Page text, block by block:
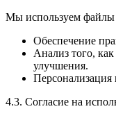
Мы используем файлы
Обеспечение
Анализ того,
улучшения.
Персонализация
4.3. Согласие на